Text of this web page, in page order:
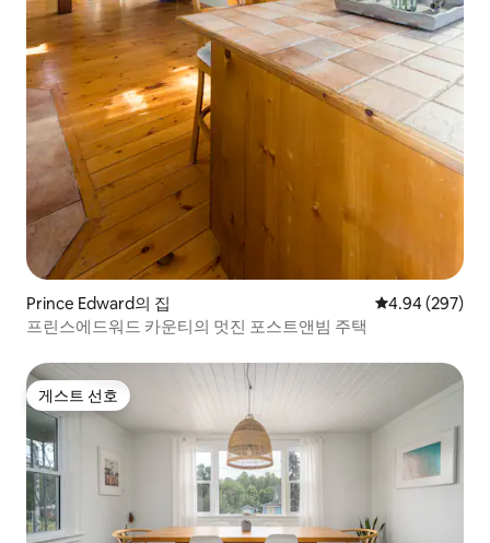
Prince Edward의 집 평점 4.94점(5
4.94 (297)
프린스에드워드 카운티의 멋진 포스트앤빔 주택
게스트 선호
게스트 선호